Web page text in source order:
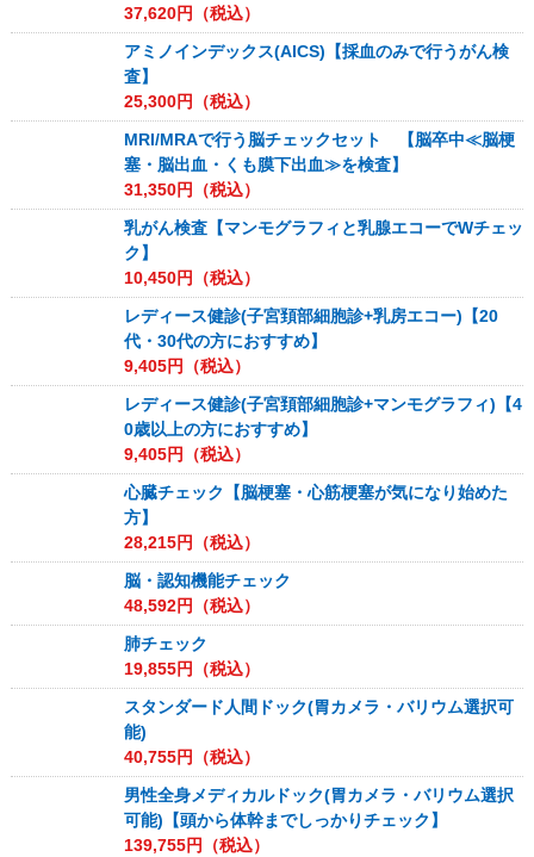
37,620円（税込）
アミノインデックス(AICS)【採血のみで行うがん検
査】
25,300円（税込）
MRI/MRAで行う脳チェックセット 【脳卒中≪脳梗
塞・脳出血・くも膜下出血≫を検査】
31,350円（税込）
乳がん検査【マンモグラフィと乳腺エコーでWチェッ
ク】
10,450円（税込）
レディース健診(子宮頚部細胞診+乳房エコー)【20
代・30代の方におすすめ】
9,405円（税込）
レディース健診(子宮頚部細胞診+マンモグラフィ)【4
0歳以上の方におすすめ】
9,405円（税込）
心臓チェック【脳梗塞・心筋梗塞が気になり始めた
方】
28,215円（税込）
脳・認知機能チェック
48,592円（税込）
肺チェック
19,855円（税込）
スタンダード人間ドック(胃カメラ・バリウム選択可
能)
40,755円（税込）
男性全身メディカルドック(胃カメラ・バリウム選択
可能)【頭から体幹までしっかりチェック】
139,755円（税込）